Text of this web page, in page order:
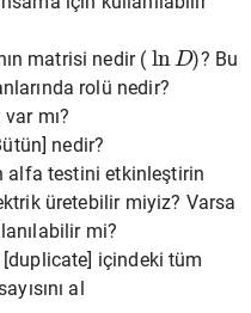
matrisi nedir (
ln D
)? Bu
rolü nedir?
mı?
nedir?
alfa testini etkinleştirin
üretebilir miyiz? Varsa
mi?
içindeki tüm
al